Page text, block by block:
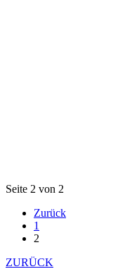
Seite 2 von 2
Zurück
1
2
ZURÜCK